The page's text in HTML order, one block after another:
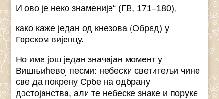
И ово је неко знаменије“ (ГВ, 171–180),
како каже један од кнезова (Обрад) у
Горском вијенцу.
Но има још један значајан момент у
Вишњићевој песми: небески светитељи чине
све да покрену Србе на одбрану
достојанства, али те небеске знаке и поруке